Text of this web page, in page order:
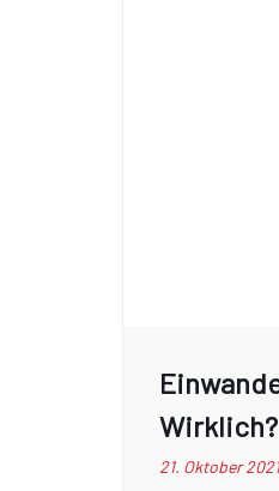
Wirklich?
21. Oktober 2021